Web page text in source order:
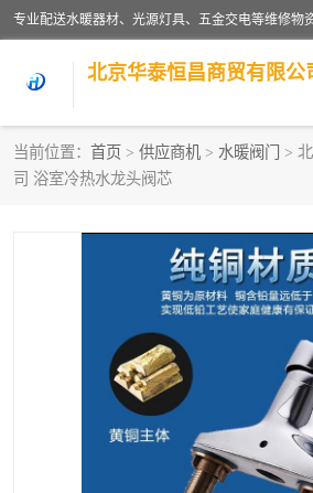
北京华泰恒昌商贸有限公
当前位置： 首页 > 供应商机 > 水暖阀门
>
司 浴室冷热水龙头阀芯
水暖阀门
涂料